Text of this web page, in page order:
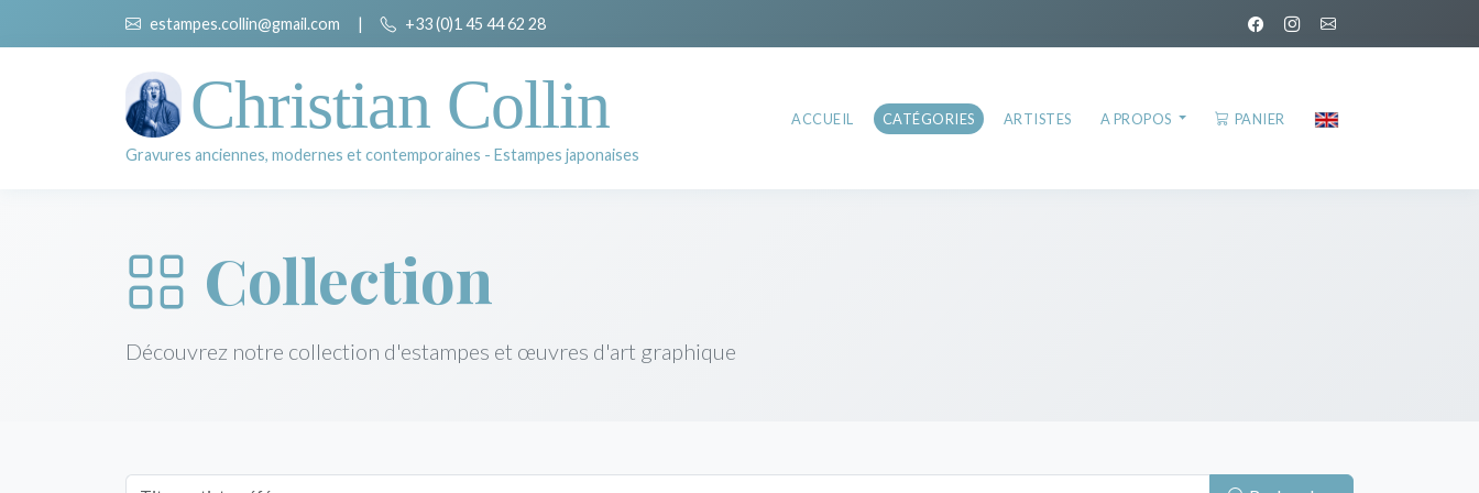
estampes.collin@gmail.com | +33 (0)1 45 44 62 28
Christian Collin
Gravures anciennes, modernes et contemporaines - Estampes japonaises
ACCUEIL CATÉGORIES ARTISTES A PROPOS PANIER
Collection
Découvrez notre collection d'estampes et œuvres d'art graphique